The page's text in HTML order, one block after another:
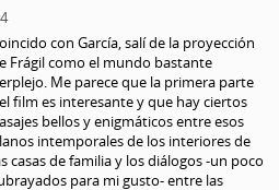
con García, salí de la proyección
Frágil como el mundo bastante
Me parece que la primera parte
film es interesante y que hay ciertos
bellos y enigmáticos entre esos
intemporales de los interiores de
casas de familia y los diálogos -un poco
para mi gusto- entre las